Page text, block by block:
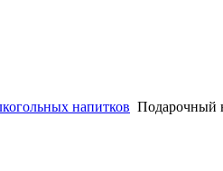
напитков Подарочный